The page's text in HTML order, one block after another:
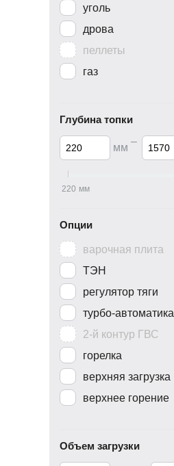
уголь
дрова
пеллеты
газ
Глубина топки
мм
–
220 мм
Опции
варочная плита
ТЭН
регулятор тяги
турбо-автоматика
2-й контур ГВС
горелка
верхняя загрузка
верхнее горение
Объем загрузки